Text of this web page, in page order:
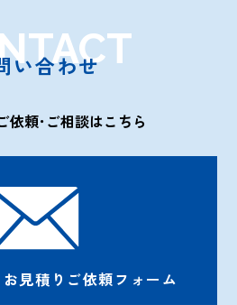
い合わせ
依頼･ご相談はこちら
見積りご依頼フォーム